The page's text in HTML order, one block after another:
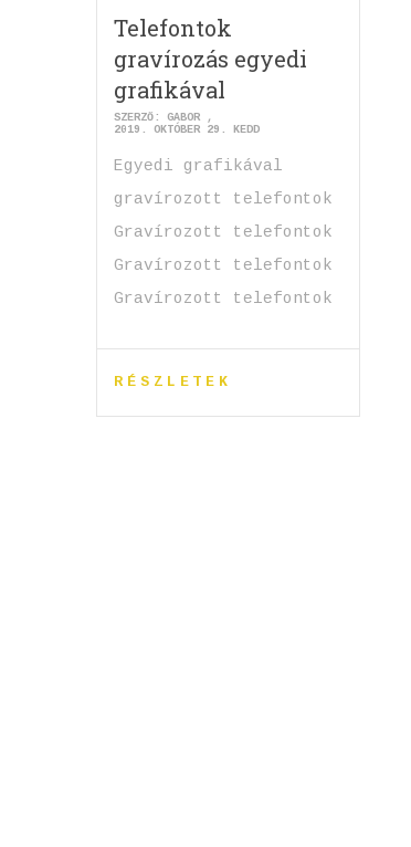
Telefontok
gravírozás egyedi
grafikával
SZERZŐ: GABOR
2019. OKTÓBER 29. KEDD
Egyedi grafikával
gravírozott telefontok
Gravírozott telefontok
Gravírozott telefontok
Gravírozott telefontok
RÉSZLETEK